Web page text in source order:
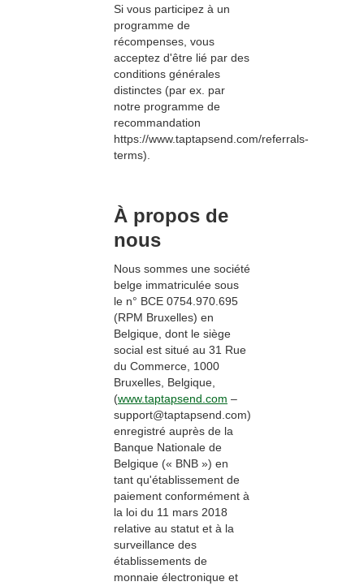
Si vous participez à un
programme de
récompenses, vous
acceptez d'être lié par des
conditions générales
distinctes (par ex. par
notre programme de
recommandation
https://www.taptapsend.com/referrals-
terms).
À propos de
nous
Nous sommes une société
belge immatriculée sous
le n° BCE 0754.970.695
(RPM Bruxelles) en
Belgique, dont le siège
social est situé au 31 Rue
du Commerce, 1000
Bruxelles, Belgique,
(www.taptapsend.com –
support@taptapsend.com)
enregistré auprès de la
Banque Nationale de
Belgique (« BNB ») en
tant qu'établissement de
paiement conformément à
la loi du 11 mars 2018
relative au statut et à la
surveillance des
établissements de
monnaie électronique et